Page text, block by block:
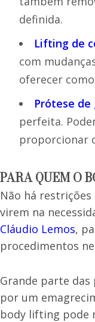
definida.
Lifting de
com
oferecer
Prótese
perfeita.
proporcionar
PARA QUEM O
Não há
virem na
Cláudio Lemos,
procedimentos
Grande parte
por um
body lifting pode